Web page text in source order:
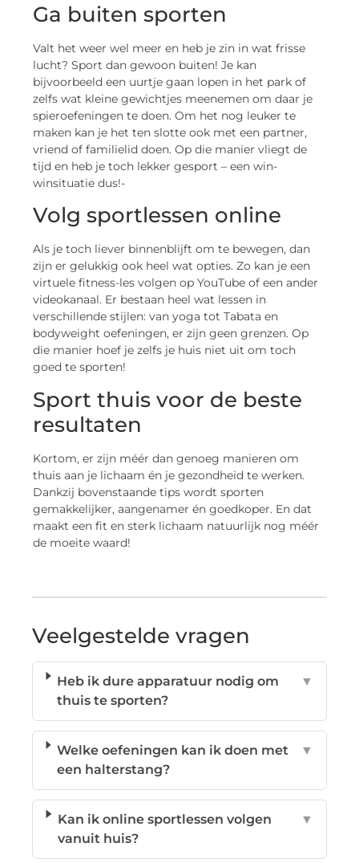
Ga buiten sporten
Valt het weer wel meer en heb je zin in wat frisse
lucht? Sport dan gewoon buiten! Je kan
bijvoorbeeld een uurtje gaan lopen in het park of
zelfs wat kleine gewichtjes meenemen om daar je
spieroefeningen te doen. Om het nog leuker te
maken kan je het ten slotte ook met een partner,
vriend of familielid doen. Op die manier vliegt de
tijd en heb je toch lekker gesport – een win-
winsituatie dus!-
Volg sportlessen online
Als je toch liever binnenblijft om te bewegen, dan
zijn er gelukkig ook heel wat opties. Zo kan je een
virtuele fitness-les volgen op YouTube of een ander
videokanaal. Er bestaan heel wat lessen in
verschillende stijlen: van yoga tot Tabata en
bodyweight oefeningen, er zijn geen grenzen. Op
die manier hoef je zelfs je huis niet uit om toch
goed te sporten!
Sport thuis voor de beste
resultaten
Kortom, er zijn méér dan genoeg manieren om
thuis aan je lichaam én je gezondheid te werken.
Dankzij bovenstaande tips wordt sporten
gemakkelijker, aangenamer én goedkoper. En dat
maakt een fit en sterk lichaam natuurlijk nog méér
de moeite waard!
Veelgestelde vragen
Heb ik dure apparatuur nodig om
thuis te sporten?
▼
Welke oefeningen kan ik doen met
een halterstang?
▼
Kan ik online sportlessen volgen
vanuit huis?
▼